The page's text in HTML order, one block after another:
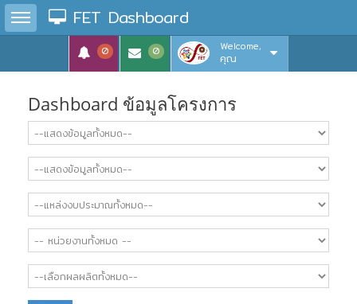
Toggle sidebar FET Dashboard
0 0 Welcome,
คุณ
Dashboard ข้อมูลโครงการ